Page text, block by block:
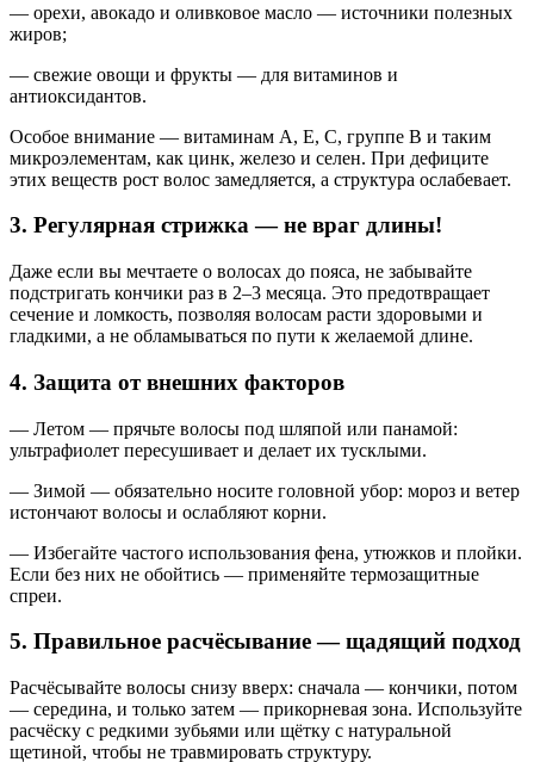
— орехи, авокадо и оливковое масло — источники полезных
жиров;
— свежие овощи и фрукты — для витаминов и
антиоксидантов.
Особое внимание — витаминам А, Е, С, группе B и таким
микроэлементам, как цинк, железо и селен. При дефиците
этих веществ рост волос замедляется, а структура ослабевает.
3. Регулярная стрижка — не враг длины!
Даже если вы мечтаете о волосах до пояса, не забывайте
подстригать кончики раз в 2–3 месяца. Это предотвращает
сечение и ломкость, позволяя волосам расти здоровыми и
гладкими, а не обламываться по пути к желаемой длине.
4. Защита от внешних факторов
— Летом — прячьте волосы под шляпой или панамой:
ультрафиолет пересушивает и делает их тусклыми.
— Зимой — обязательно носите головной убор: мороз и ветер
истончают волосы и ослабляют корни.
— Избегайте частого использования фена, утюжков и плойки.
Если без них не обойтись — применяйте термозащитные
спреи.
5. Правильное расчёсывание — щадящий подход
Расчёсывайте волосы снизу вверх: сначала — кончики, потом
— середина, и только затем — прикорневая зона. Используйте
расчёску с редкими зубьями или щётку с натуральной
щетиной, чтобы не травмировать структуру.